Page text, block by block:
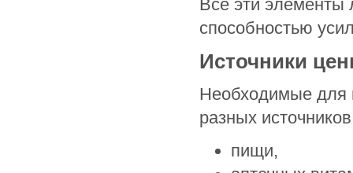
Все эти элементы
способностью
Источники
Необходимые для
разных
пищи,